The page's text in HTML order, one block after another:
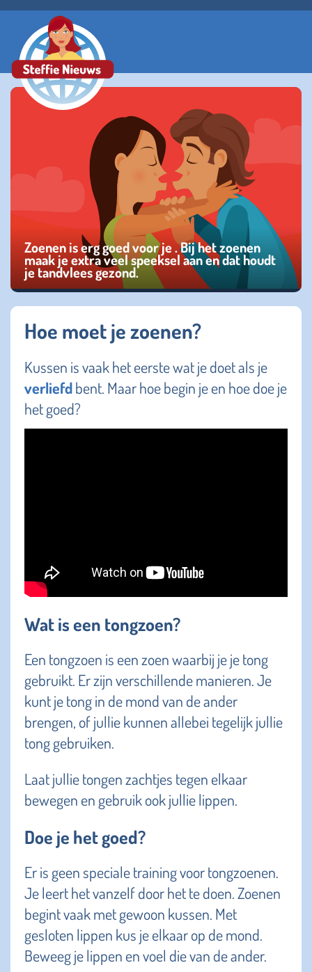
Zoenen is erg goed voor je . Bij het zoenen
maak je extra veel speeksel aan en dat houdt
je tandvlees gezond.
Hoe moet je zoenen?
Kussen is vaak het eerste wat je doet als je
verliefdbent. Maar hoe begin je en hoe doe je
het goed?
Wat is een tongzoen?
Een tongzoen is een zoen waarbij je je tong
gebruikt. Er zijn verschillende manieren. Je
kunt je tong in de mond van de ander
brengen, of jullie kunnen allebei tegelijk jullie
tong gebruiken.
Laat jullie tongen zachtjes tegen elkaar
bewegen en gebruik ook jullie lippen.
Doe je het goed?
Er is geen speciale training voor tongzoenen.
Je leert het vanzelf door het te doen. Zoenen
begint vaak met gewoon kussen. Met
gesloten lippen kus je elkaar op de mond.
Beweeg je lippen en voel die van de ander.